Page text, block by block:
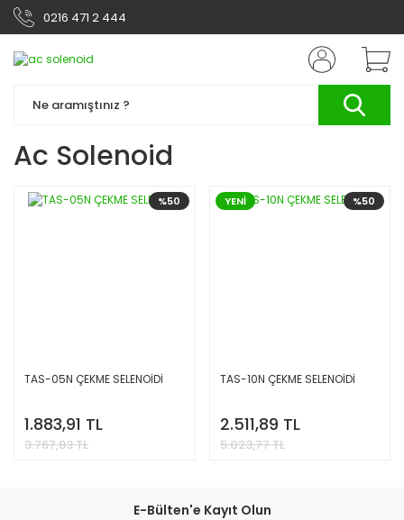
0216 471 2 444
Ac Solenoid
%50
TAS-05N ÇEKME SELENOİDİ
1.883,91 TL
3.767,83 TL
%50
YENİ
TAS-10N ÇEKME SELENOİDİ
2.511,89 TL
5.023,77 TL
E-Bülten'e Kayıt Olun